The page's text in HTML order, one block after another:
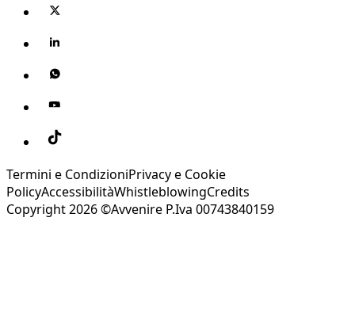
Termini e CondizioniPrivacy e Cookie
PolicyAccessibilitàWhistleblowingCredits
Copyright 2026 ©Avvenire P.Iva 00743840159